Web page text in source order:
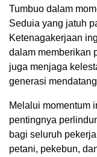
Tumbuo dalam
Seduia yang jatuh
Ketenagakerjaan
dalam memberikan
juga menjaga
generasi
Melalui momentum
pentingnya
bagi seluruh
petani, pekebun,